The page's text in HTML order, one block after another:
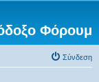
Φόρουμ
Σύνδεση